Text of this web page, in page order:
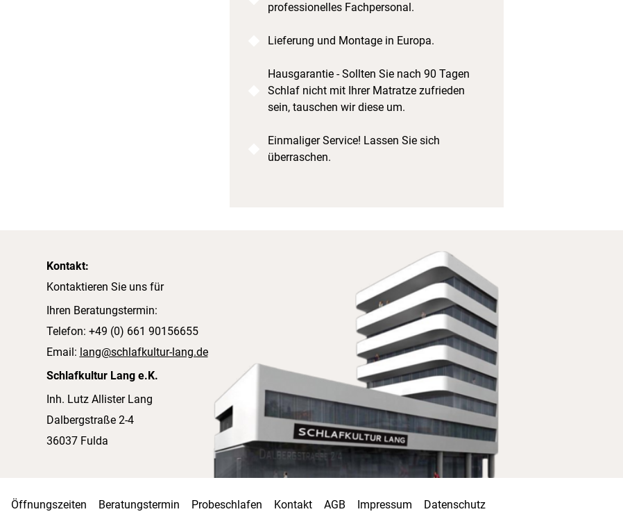
professionelles Fachpersonal.
Lieferung und Montage in Europa.
Hausgarantie - Sollten Sie nach 90 Tagen
Schlaf nicht mit Ihrer Matratze zufrieden
sein, tauschen wir diese um.
Einmaliger Service! Lassen Sie sich
überraschen.
Kontakt:
Kontaktieren Sie uns für
Ihren Beratungstermin:
Telefon: +49 (0) 661 90156655
Email: lang@schlafkultur-lang.de
Schlafkultur Lang e.K.
Inh. Lutz Allister Lang
Dalbergstraße 2-4
36037 Fulda
Öffnungszeiten Beratungstermin Probeschlafen Kontakt AGB Impressum Datenschutz